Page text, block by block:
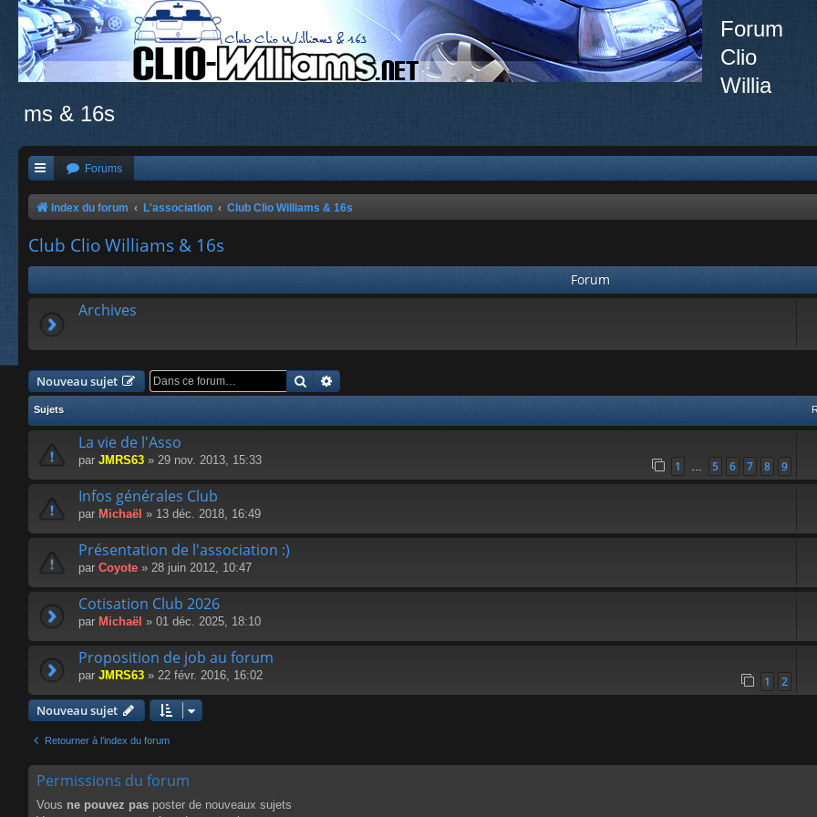
Forum
Clio
Willia
ms & 16s
Forums
Index du forum L'association Club Clio Williams & 16s
Club Clio Williams & 16s
Forum
Archives
Nouveau sujet Rechercher
Sujets
La vie de l'Asso
par JMRS63 » 29 nov. 2013, 15:33 1 … 5 6 7 8 9
Infos générales Club
par Michaël » 13 déc. 2018, 16:49
Présentation de l'association :)
par Coyote » 28 juin 2012, 10:47
Cotisation Club 2026
par Michaël » 01 déc. 2025, 18:10
Proposition de job au forum
par JMRS63 » 22 févr. 2016, 16:02 1 2
Nouveau sujet
Retourner à l’index du forum
Permissions du forum
Vous ne pouvez pas poster de nouveaux sujets